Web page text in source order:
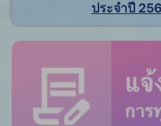
ประจำปี 256